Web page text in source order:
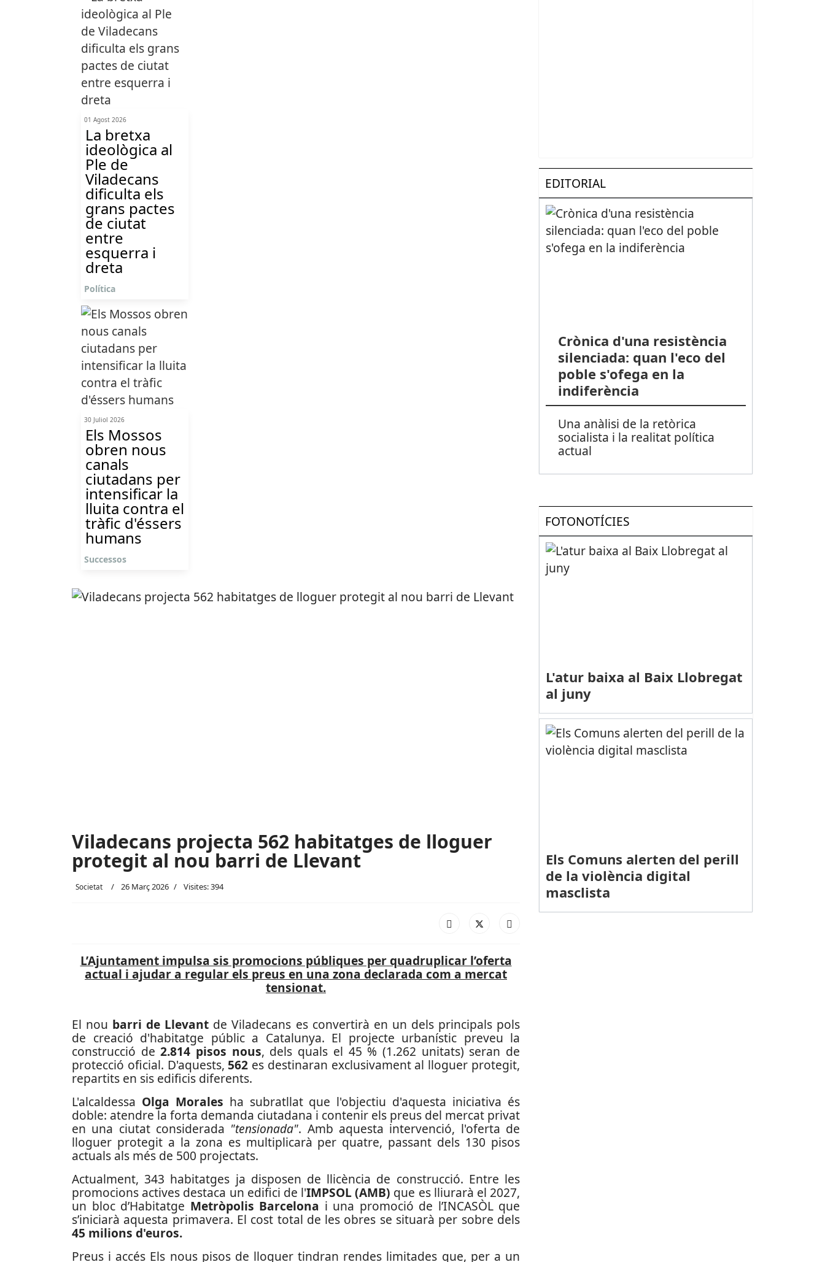
01 Agost 2026
La bretxa
ideològica al
Ple de
Viladecans
dificulta els
grans pactes
de ciutat
entre
esquerra i
dreta
Política
30 Juliol 2026
Els Mossos
obren nous
canals
ciutadans per
intensificar la
lluita contra el
tràfic d'éssers
humans
Successos
Viladecans projecta 562 habitatges de lloguer
protegit al nou barri de Llevant
Societat 26 Març 2026 Visites: 394
L’Ajuntament impulsa sis promocions públiques per quadruplicar l’oferta
actual i ajudar a regular els preus en una zona declarada com a mercat
tensionat.
El nou barri de Llevant de Viladecans es convertirà en un dels principals pols
de creació d'habitatge públic a Catalunya. El projecte urbanístic preveu la
construcció de2.814 pisos nous, dels quals el 45 % (1.262 unitats) seran de
protecció oficial. D'aquests, 562 es destinaran exclusivament al lloguer protegit,
repartits en sis edificis diferents.
L'alcaldessa Olga Morales ha subratllat que l'objectiu d'aquesta iniciativa és
doble: atendre la forta demanda ciutadana i contenir els preus del mercat privat
en una ciutat considerada "tensionada". Amb aquesta intervenció, l'oferta de
lloguer protegit a la zona es multiplicarà per quatre, passant dels 130 pisos
actuals als més de 500 projectats.
Actualment, 343 habitatges ja disposen de llicència de construcció. Entre les
promocions actives destaca un edifici de l'IMPSOL (AMB) que es lliurarà el 2027,
un bloc d’Habitatge Metròpolis Barcelona i una promoció de l’INCASÒL que
s’iniciarà aquesta primavera. El cost total de les obres se situarà per sobre dels
45 milions d'euros.
Preus i accés Els nous pisos de lloguer tindran rendes limitades que, per a un
EDITORIAL
Crònica d'una resistència
silenciada: quan l'eco del
poble s'ofega en la
indiferència
Una anàlisi de la retòrica
socialista i la realitat política
actual
FOTONOTÍCIES
L'atur baixa al Baix Llobregat
al juny
Els Comuns alerten del perill
de la violència digital
masclista